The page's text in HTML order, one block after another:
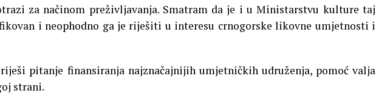
za načinom preživljavanja. Smatram da je i u Ministarstvu kulture taj
i neophodno ga je riješiti u interesu crnogorske likovne umjetnosti i
pitanje finansiranja najznačajnijih umjetničkih udruženja, pomoć valja
strani.